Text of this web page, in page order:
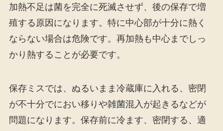
加熱不足は菌を完全に死滅させず、後の保存で増
殖する原因になります。特に中心部が十分に熱く
ならない場合は危険です。再加熱も中心までしっ
かり熱することが必要です。
保存ミスでは、ぬるいまま冷蔵庫に入れる、密閉
が不十分でにおい移りや雑菌混入が起きるなどが
問題になります。保存前に冷ます、密閉する、適